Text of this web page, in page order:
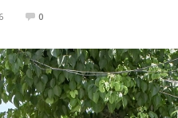
0